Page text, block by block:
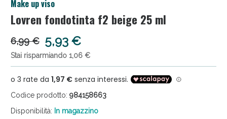
Make up viso
Lovren fondotinta f2 beige 25 ml
6,99 € 5,93 €
Stai risparmiando 1,06 €
Codice prodotto: 984158663
Disponibilità: In magazzino